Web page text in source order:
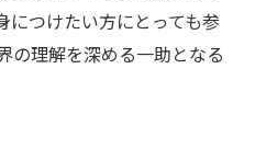
につけたい方にとっても参
の理解を深める一助となる